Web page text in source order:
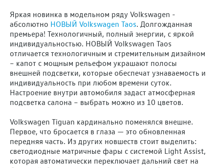
Яркая новинка в модельном ряду Volkswagen -
абсолютно НОВЫЙ Volkswagen Taos. Долгожданная
премьера! Технологичный, полный энергии, с яркой
индивидуальностью. НОВЫЙ Volkswagen Taos
отличается технологичным и стремительным дизайном
– капот с мощным рельефом украшают полосы
внешней подсветки, которые обеспечат узнаваемость и
индивидуальность при любом времени суток.
Настроение внутри автомобиля задаст атмосферная
подсветка салона – выбрать можно из 10 цветов.
Volkswagen Tiguan кардинально поменялся внешне.
Первое, что бросается в глаза — это обновленная
передняя часть. Из других новшеств стоит выделить:
светодиодные матричные фары с системой Light Assist,
которая автоматически переключает дальний свет на